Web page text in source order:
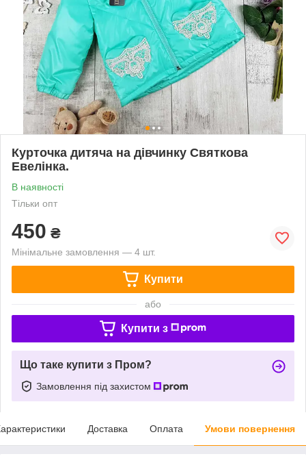
Курточка дитяча на дівчинку Святкова
Евелінка.
В наявності
Тільки опт
450 ₴
Мінімальне замовлення — 4 шт.
Купити
або
Купити з
Що таке купити з Пром?
Замовлення під захистом
Доставка Оплата Умови повернення